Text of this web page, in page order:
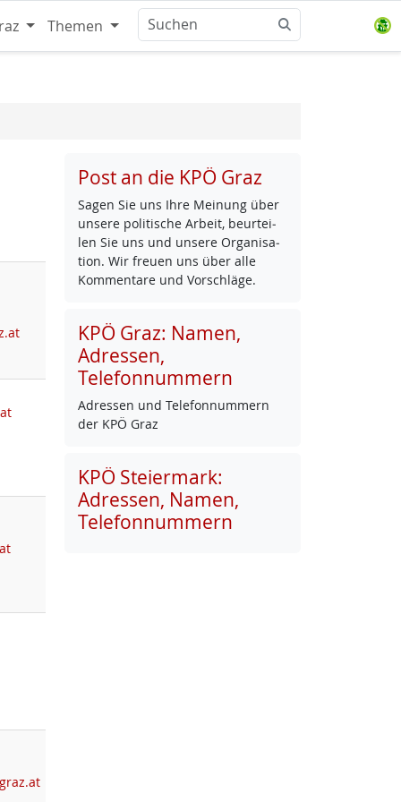
Themen
Post an die KPÖ Graz
Sa­gen Sie uns Ih­re Mei­nung über
un­se­re po­li­ti­sche Ar­beit, be­ur­tei­
len Sie uns und un­se­re Or­ga­ni­sa­
ti­on. Wir freu­en uns über al­le
Kom­men­ta­re und Vor­schlä­ge.
KPÖ Graz: Namen,
Adressen,
Telefonnummern
Adres­sen und Te­le­fon­num­mern
der KPÖ Graz
KPÖ Steiermark:
Adressen, Namen,
Telefonnummern